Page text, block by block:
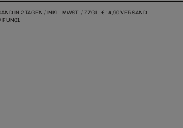
IN 2 TAGEN / INKL. MWST. / ZZGL. € 14,90VERSAND
FUN01